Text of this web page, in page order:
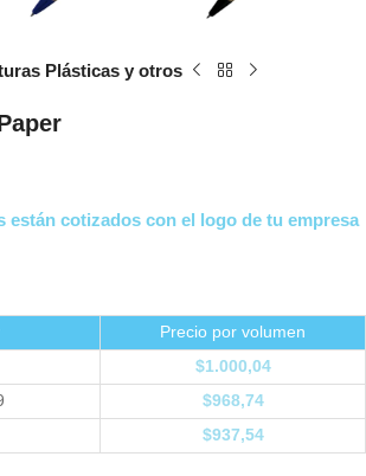
Plásticas y otros
están cotizados con el logo de tu empresa
Precio por volumen
$1.000,04
$968,74
$937,54